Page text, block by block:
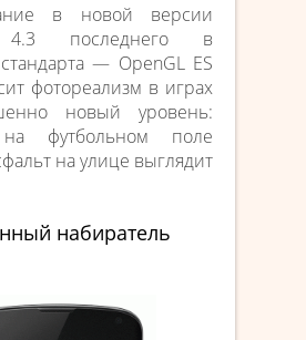
в новой версии
4.3 последнего в
— OpenGL ES
фотореализм в играх
новый уровень:
футбольном поле
на улице выглядит
набиратель